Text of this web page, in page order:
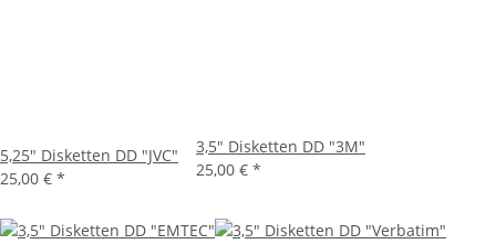
5,25" Disketten DD "JVC"
25,00 € *
3,5" Disketten DD "3M"
25,00 € *